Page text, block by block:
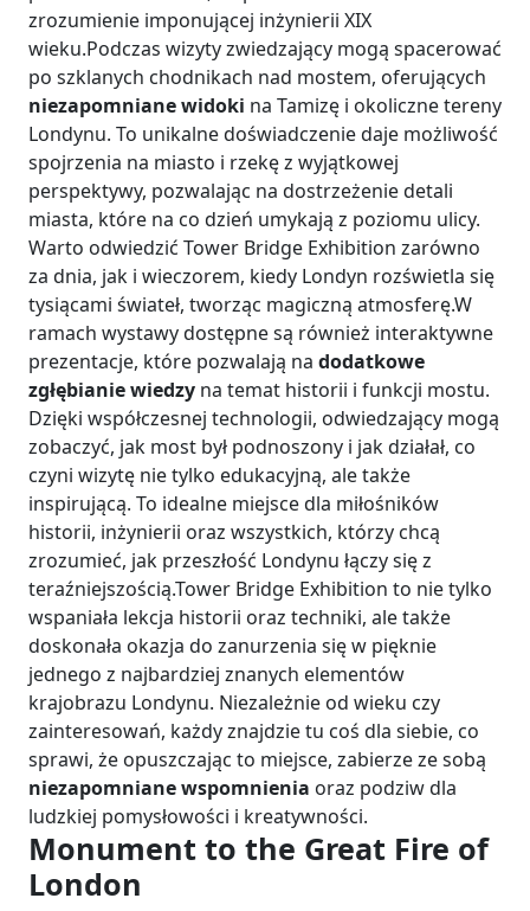
zrozumienie imponującej inżynierii XIX
wieku.Podczas wizyty zwiedzający mogą spacerować
po szklanych chodnikach nad mostem, oferujących
niezapomniane widoki na Tamizę i okoliczne tereny
Londynu. To unikalne doświadczenie daje możliwość
spojrzenia na miasto i rzekę z wyjątkowej
perspektywy, pozwalając na dostrzeżenie detali
miasta, które na co dzień umykają z poziomu ulicy.
Warto odwiedzić Tower Bridge Exhibition zarówno
za dnia, jak i wieczorem, kiedy Londyn rozświetla się
tysiącami świateł, tworząc magiczną atmosferę.W
ramach wystawy dostępne są również interaktywne
prezentacje, które pozwalają na dodatkowe
zgłębianie wiedzy na temat historii i funkcji mostu.
Dzięki współczesnej technologii, odwiedzający mogą
zobaczyć, jak most był podnoszony i jak działał, co
czyni wizytę nie tylko edukacyjną, ale także
inspirującą. To idealne miejsce dla miłośników
historii, inżynierii oraz wszystkich, którzy chcą
zrozumieć, jak przeszłość Londynu łączy się z
teraźniejszością.Tower Bridge Exhibition to nie tylko
wspaniała lekcja historii oraz techniki, ale także
doskonała okazja do zanurzenia się w pięknie
jednego z najbardziej znanych elementów
krajobrazu Londynu. Niezależnie od wieku czy
zainteresowań, każdy znajdzie tu coś dla siebie, co
sprawi, że opuszczając to miejsce, zabierze ze sobą
niezapomniane wspomnienia oraz podziw dla
ludzkiej pomysłowości i kreatywności.
Monument to the Great Fire of
London